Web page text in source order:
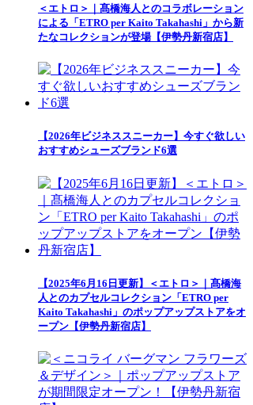
＜エトロ＞｜髙橋海人とのコラボレーション
による「ETRO per Kaito Takahashi」から新
たなコレクションが登場【伊勢丹新宿店】
【2026年ビジネススニーカー】今すぐ欲しい
おすすめシューズブランド6選
【2025年6月16日更新】＜エトロ＞｜髙橋海
人とのカプセルコレクション「ETRO per
Kaito Takahashi」のポップアップストアをオ
ープン【伊勢丹新宿店】